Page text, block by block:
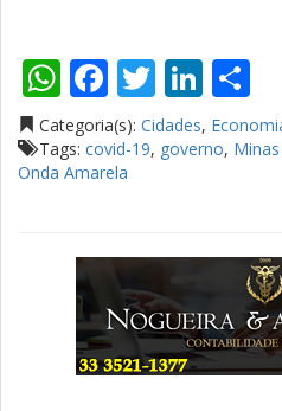
WhatsApp
Facebook
Twitter
Categoria(s): Cidades,
Tags: covid-19, governo,
Onda Amarela